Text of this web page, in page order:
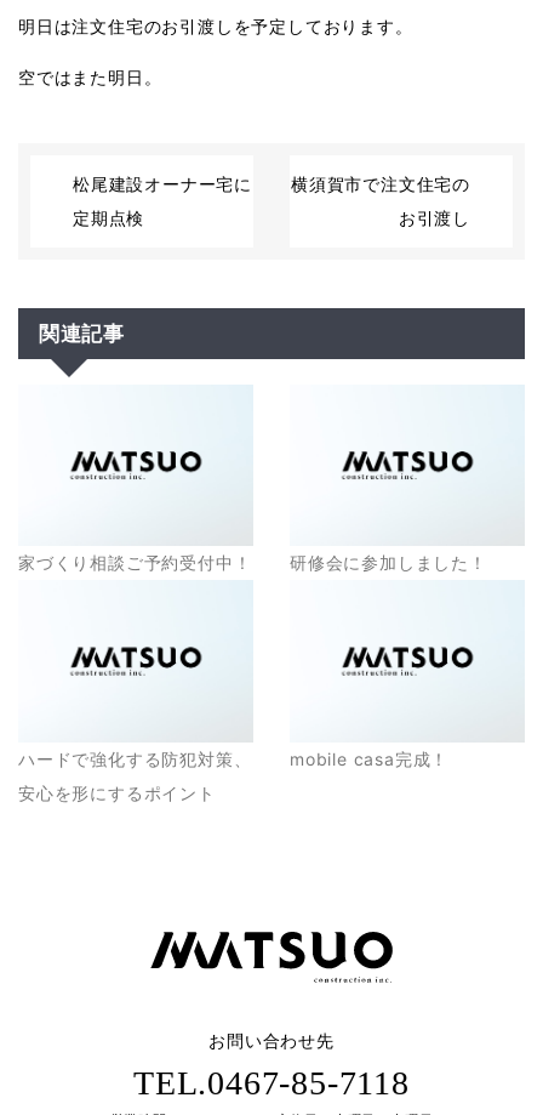
明日は注文住宅のお引渡しを予定しております。
空ではまた明日。
松尾建設オーナー宅に
定期点検
横須賀市で注文住宅の
お引渡し
関連記事
家づくり相談ご予約受付中！ 研修会に参加しました！
ハードで強化する防犯対策、
安心を形にするポイント
mobile casa完成！
お問い合わせ先
TEL.0467-85-7118